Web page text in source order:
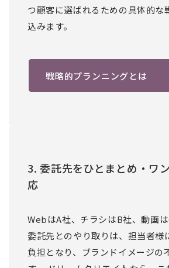
つ顧客に選ばれるための具体的な
込みます。
戦略的プランニングとは
3. 委託先をひとまとめ・ワ
応
WebはA社、チラシはB社、動画
委託先とのやり取りは、担当者様
負担となり、ブランドイメージの